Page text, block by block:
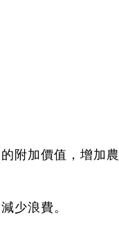
附加價值，增加
少浪費。